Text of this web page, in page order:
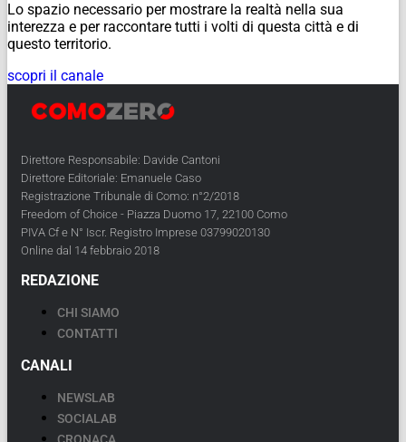
Lo spazio necessario per mostrare la realtà nella sua
interezza e per raccontare tutti i volti di questa città e di
questo territorio.
scopri il canale
Direttore Responsabile: Davide Cantoni
Direttore Editoriale: Emanuele Caso
Registrazione Tribunale di Como: n°2/2018
Freedom of Choice - Piazza Duomo 17, 22100 Como
PIVA Cf e N° Iscr. Registro Imprese 03799020130
Online dal 14 febbraio 2018
REDAZIONE
CHI SIAMO
CONTATTI
CANALI
NEWSLAB
SOCIALAB